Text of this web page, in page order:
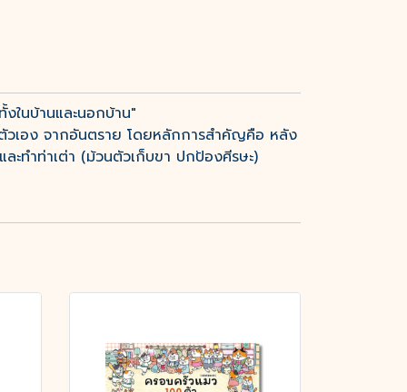
ในบ้านและนอกบ้าน"
วเอง จากอันตราย โดยหลักการสำคัญคือ หลัง
ทำท่าเต่า (ม้วนตัวเก็บขา ปกป้องศีรษะ)